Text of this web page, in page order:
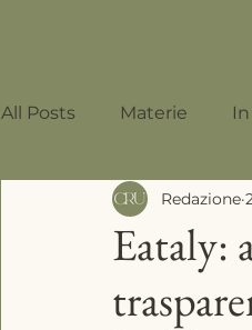
All Posts Materie
Mixology
Eataly:
Redazione